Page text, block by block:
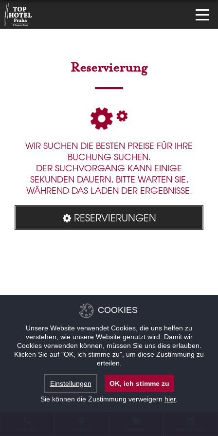
Reservierung
WIR SUCHEN DIE BESTEN PREISE FÜR IHRE
BUCHUNG SUCHEN.
DER SUCHVORGANG KANN EINIGE
SEKUNDEN DAUERN, BITTE WARTEN SIE,
WÄHREND DAS LADEN DER ERGEBNISSE.
RESERVIERUNGEN
COOKIES
Unsere Website verwendet Cookies, die uns helfen zu
verstehen, wie unsere Website genutzt wird. Damit wir
Cookies verwenden können, müssen Sie uns dies erlauben.
Klicken Sie auf "OK, ich stimme zu", um diese Zustimmung zu
erteilen.
Einstellungen
OK, ich stimme zu
Sie können die Zustimmung verweigern hier.